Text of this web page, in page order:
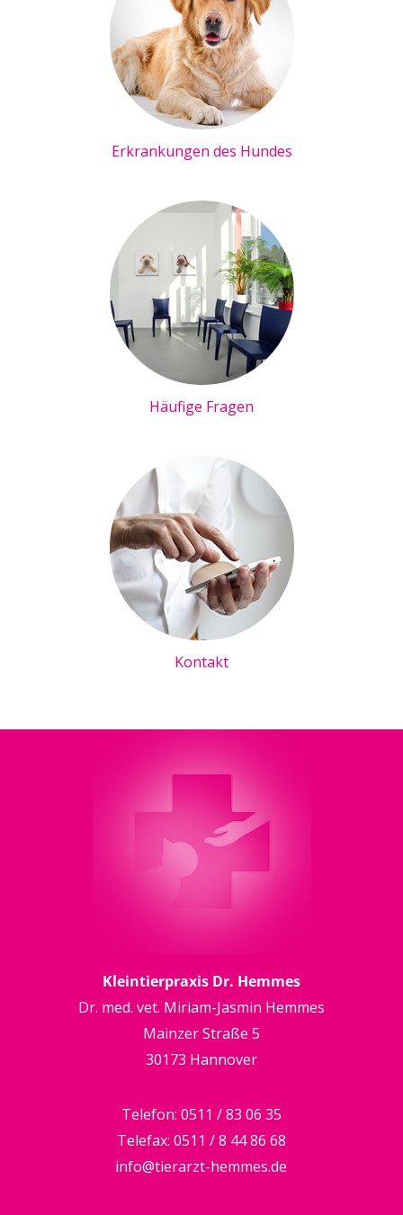
Erkrankungen des Hundes
Häufige Fragen
Kontakt
Kleintierpraxis Dr. Hemmes
Dr. med. vet. Miriam-Jasmin Hemmes
Mainzer Straße 5
30173 Hannover
Telefon: 0511 / 83 06 35
Telefax: 0511 / 8 44 86 68
info@tierarzt-hemmes.de